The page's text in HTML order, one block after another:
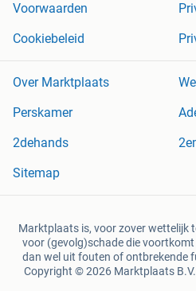
Voorwaarden
Cookiebeleid
Over Marktplaats
Perskamer
2dehands
Sitemap
Marktplaats is, voor zover wettelijk
voor (gevolg)schade die
dan wel uit fouten of ontbrekende
Copyright © 2026 Marktplaats